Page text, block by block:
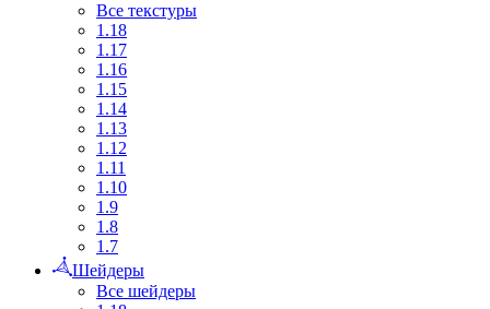
Все текстуры
1.18
1.17
1.16
1.15
1.14
1.13
1.12
1.11
1.10
1.9
1.8
1.7
Шейдеры
Все шейдеры